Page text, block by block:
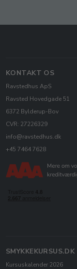
KONTAKT OS
Ravstedhus ApS
Ravsted Hovedgade 51
6372 Bylderup-Bov
CVR: 27226329
info@ravstedhus.dk
+45 7464 7628
SMYKKEKURSUS.DK
Kursuskalender 2026